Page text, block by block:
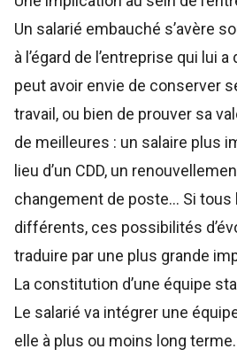
Un salarié embauché s’avère
à l’égard de l’entreprise qui lui
peut avoir envie de conserver
travail, ou bien de prouver sa
de meilleures : un salaire plus
lieu d’un CDD, un
changement de poste… Si tous
différents, ces possibilités
traduire par une plus grande
La constitution d’une équipe
Le salarié va intégrer une
elle à plus ou moins long